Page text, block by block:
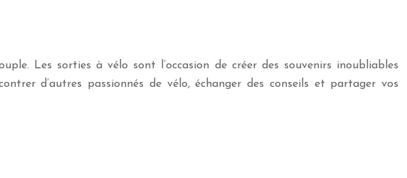
Les sorties à vélo sont l’occasion de créer des souvenirs inoubliables
d’autres passionnés de vélo, échanger des conseils et partager vos